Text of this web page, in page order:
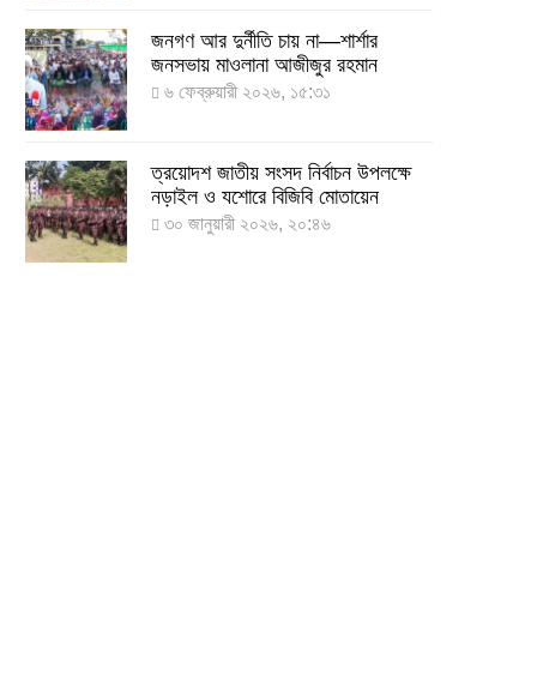
দেশে করোনায় শনাক্তের সংখ্যা ২০ লাখ
করোনায় একদিনে মৃত্যু ও শনাক্ত বেড়েছে
জনগণ আর দুর্নীতি চায় না—শার্শার
জনসভায় মাওলানা আজীজুর রহমান
৬ ফেব্রুয়ারী ২০২৬, ১৫:৩১
ত্রয়োদশ জাতীয় সংসদ নির্বাচন উপলক্ষে
নড়াইল ও যশোরে বিজিবি মোতায়েন
৩০ জানুয়ারী ২০২৬, ২০:৪৬